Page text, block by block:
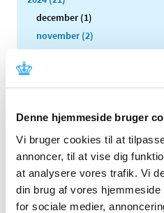
Denne hjemmeside bruger
Vi bruger cookies til at
annoncer, til at vise dig
at analysere vores trafik. Vi
din brug af vores
for sociale medier,
december (1)
november (2)
oktober (2)
juni (2)
marts (2)
februar (2)
januar (2)
2023 (21)
2022 (11)